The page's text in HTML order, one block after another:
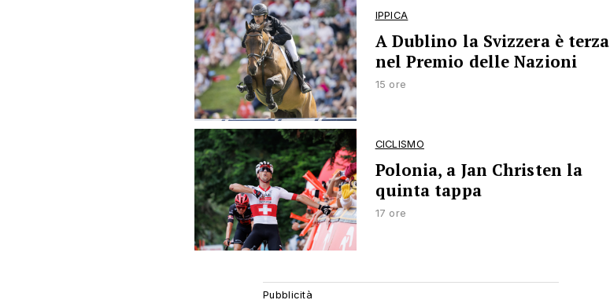
IPPICA
A Dublino la Svizzera è terza
nel Premio delle Nazioni
15 ore
CICLISMO
Polonia, a Jan Christen la
quinta tappa
17 ore